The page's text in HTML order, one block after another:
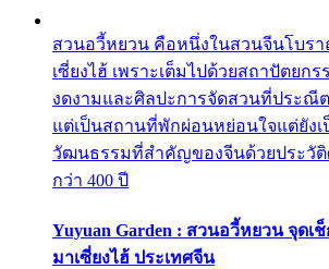
สวนอวี้หยวน คือหนึ่งในสวนจีนโบร
เซี่ยงไฮ้ เพราะเต็มไปด้วยสถาปัตยก
งดงามและศิลปะการจัดสวนที่ประณี
แต่เป็นสถานที่พักผ่อนหย่อนใจแต่ยัง
วัฒนธรรมที่สำคัญของจีนด้วยประวั
กว่า 400 ปี
Yuyuan Garden : สวนอวี้หยวน จุดเ
มาเซี่ยงไฮ้ ประเทศจีน